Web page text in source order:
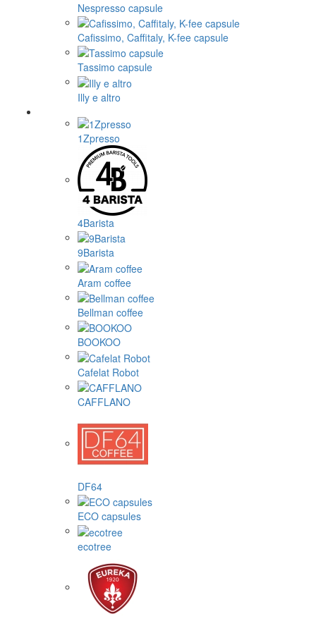
Nespresso capsule
Cafissimo, Caffitaly, K-fee capsule
Tassimo capsule
Illy e altro
1Zpresso
4Barista
9Barista
Aram coffee
Bellman coffee
BOOKOO
Cafelat Robot
CAFFLANO
DF64
ECO capsules
ecotree